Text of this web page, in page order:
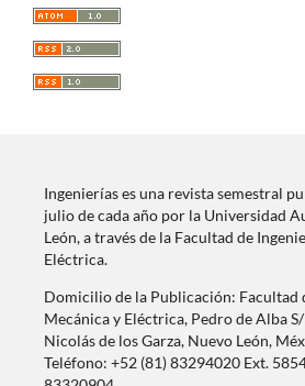
Ingenierías es una revista semestral
julio de cada año por la Universidad
León, a través de la Facultad de
Eléctrica.
Domicilio de la Publicación: Facultad
Mecánica y Eléctrica, Pedro de Alba
Nicolás de los Garza, Nuevo León,
Teléfono: +52 (81) 83294020 Ext.